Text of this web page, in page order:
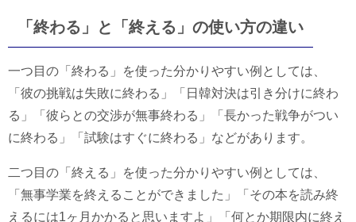
「終わる」と「終える」の使い方の違い
一つ目の「終わる」を使った分かりやすい例としては、
「彼の挑戦は失敗に終わる」「日韓対決は引き分けに終わ
る」「彼らとの交渉が無事終わる」「長かった戦争がつい
に終わる」「試験はすぐに終わる」などがあります。
二つ目の「終える」を使った分かりやすい例としては、
「無事学業を終えることができました」「その本を読み終
えるには1ヶ月かかると思いますよ」「何とか期限内に終え